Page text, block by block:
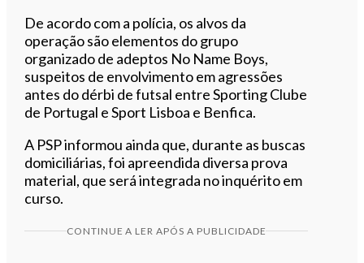
De acordo com a polícia, os alvos da
operação são elementos do grupo
organizado de adeptos No Name Boys,
suspeitos de envolvimento em agressões
antes do dérbi de futsal entre Sporting Clube
de Portugal e Sport Lisboa e Benfica.
A PSP informou ainda que, durante as buscas
domiciliárias, foi apreendida diversa prova
material, que será integrada no inquérito em
curso.
CONTINUE A LER APÓS A PUBLICIDADE